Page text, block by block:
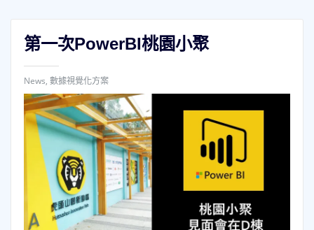
第一次PowerBI桃園小聚
News, 數據視覺化方案